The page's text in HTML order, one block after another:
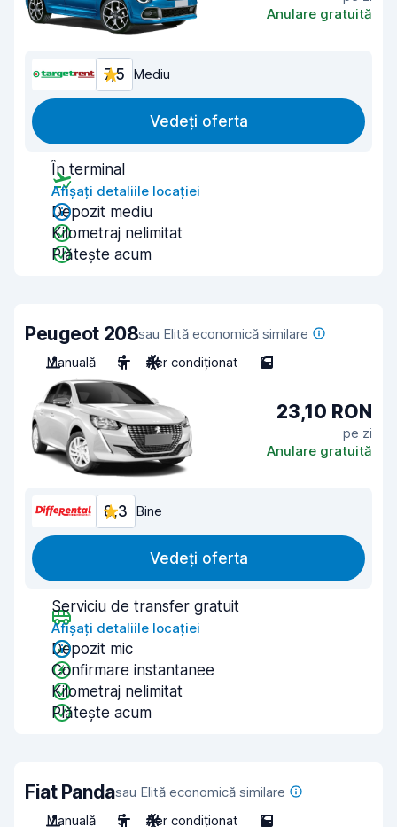
Anulare gratuită
7,5 Mediu
Vedeți oferta
În terminal
Afișați detaliile locației
Depozit mediu
Kilometraj nelimitat
Plătește acum
Peugeot 208sau Elită economică similare
Manuală
5 Aer condiționat 5
23,10 RON
pe zi
Anulare gratuită
8,3 Bine
Vedeți oferta
Serviciu de transfer gratuit
Afișați detaliile locației
Depozit mic
Confirmare instantanee
Kilometraj nelimitat
Plătește acum
Fiat Pandasau Elită economică similare
Manuală
5 Aer condiționat 5